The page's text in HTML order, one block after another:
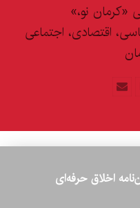
«کرمان نو،»
اقتصادی، اجتماعی
اخلاق حرفه‌ای